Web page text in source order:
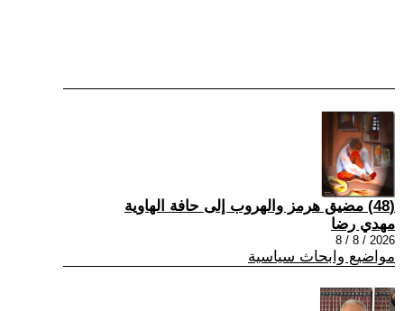
(48) مضيق هرمز والهروب إلى حافة الهاوية
مهدي رضا
2026 / 8 / 8
مواضيع وابحاث سياسية